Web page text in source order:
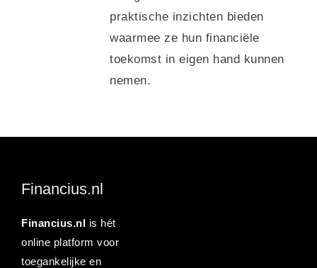
praktische inzichten bieden
waarmee ze hun financiële
toekomst in eigen hand kunnen
nemen.
Financius.nl
Financius.nl is hét
online platform voor
toegankelijke en